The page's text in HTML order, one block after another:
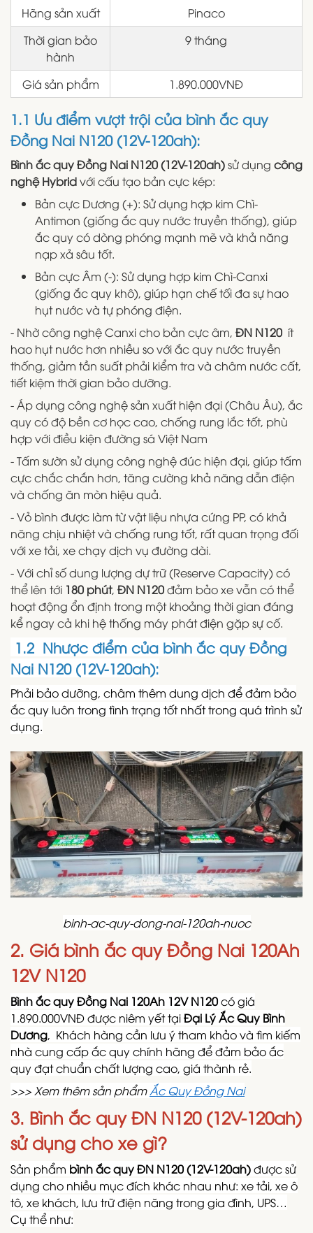
Hãng sản xuất
Pinaco
Thời gian bảo
hành
9 tháng
Giá sản phẩm 1.890.000VNĐ
1.1 Ưu điểm vượt trội của bình ắc quy
Đồng Nai N120 (12V-120ah):
Bình ắc quy Đồng Nai N120 (12V-120ah)sử dụng công
nghệ Hybridvới cấu tạo bản cực kép:
Bản cực Dương (+): Sử dụng hợp kim Chì-
Antimon (giống ắc quy nước truyền thống), giúp
ắc quy có dòng phóng mạnh mẽ và khả năng
nạp xả sâu tốt.
Bản cực Âm (-): Sử dụng hợp kim Chì-Canxi
(giống ắc quy khô), giúp hạn chế tối đa sự hao
hụt nước và tự phóng điện.
- Nhờ công nghệ Canxi cho bản cực âm, ĐN N120 ít
hao hụt nước hơn nhiều so với ắc quy nước truyền
thống, giảm tần suất phải kiểm tra và châm nước cất,
tiết kiệm thời gian bảo dưỡng.
- Áp dụng công nghệ sản xuất hiện đại (Châu Âu), ắc
quy có độ bền cơ học cao, chống rung lắc tốt, phù
hợp với điều kiện đường sá Việt Nam
- Tấm sườn sử dụng công nghệ đúc hiện đại, giúp tấm
cực chắc chắn hơn, tăng cường khả năng dẫn điện
và chống ăn mòn hiệu quả.
- Vỏ bình được làm từ vật liệu nhựa cứng PP, có khả
năng chịu nhiệt và chống rung tốt, rất quan trọng đối
với xe tải, xe chạy dịch vụ đường dài.
- Với chỉ số dung lượng dự trữ (Reserve Capacity) có
thể lên tới 180 phút, ĐN N120đảm bảo xe vẫn có thể
hoạt động ổn định trong một khoảng thời gian đáng
kể ngay cả khi hệ thống máy phát điện gặp sự cố.
1.2 Nhược điểm của bình ắc quy Đồng
Nai N120 (12V-120ah):
Phải bảo dưỡng, châm thêm dung dịch để đảm bảo
ắc quy luôn trong tình trạng tốt nhất trong quá trình sử
dụng.
binh-ac-quy-dong-nai-120ah-nuoc
2. Giá bình ắc quy Đồng Nai 120Ah
12V N120
Bình ắc quy Đồng Nai 120Ah 12V N120có giá
1.890.000VNĐ được niêm yết tạiĐại Lý Ắc Quy Bình
Dương, Khách hàng cần lưu ý tham khảo và tìm kiếm
nhà cung cấp ắc quy chính hãng để đảm bảo ắc
quy đạt chuẩn chất lượng cao, giá thành rẻ.
>>> Xem thêm sản phẩmẮc Quy Đồng Nai
3. Bình ắc quy ĐN N120 (12V-120ah)
sử dụng cho xe gì?
Sản phẩm bình ắc quy ĐN N120 (12V-120ah)được sử
dụng cho nhiều mục đích khác nhau như: xe tải, xe ô
tô, xe khách, lưu trữ điện năng trong gia đình, UPS…
Cụ thể như: